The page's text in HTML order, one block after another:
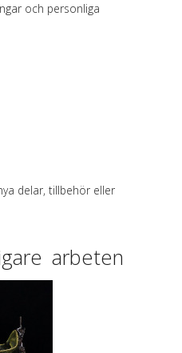
och personliga
delar, tillbehör eller
arbeten